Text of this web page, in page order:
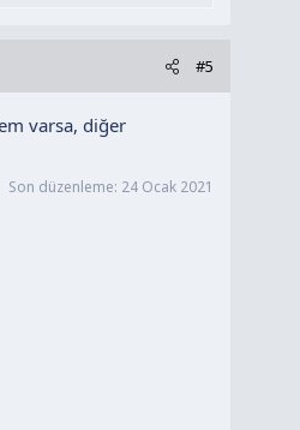
#5
varsa, diğer
Son düzenleme: 24 Ocak 2021